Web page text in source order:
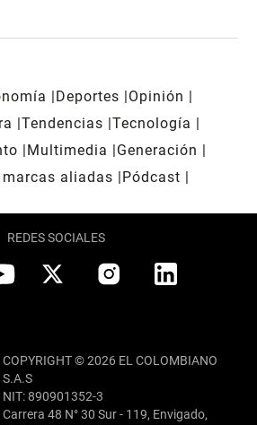
Deportes
Opinión
Tendencias Tecnología
Multimedia
Generación
marcas aliadas
Pódcast
REDES SOCIALES
COPYRIGHT © 2026 EL COLOMBIANO
S.A.S
NIT: 890901352-3
Carrera 48 N° 30 Sur - 119, Envigado,